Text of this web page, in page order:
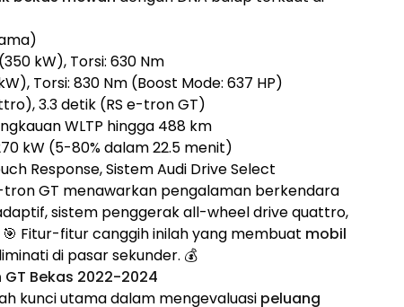
kW), Torsi: 630 Nm
Torsi: 830 Nm (Boost Mode: 637 HP)
3.3 detik (RS e-tron GT)
WLTP hingga 488 km
kW (5-80% dalam 22.5 menit)
Response, Sistem Audi Drive Select
tron GT menawarkan pengalaman berkendara
sistem penggerak all-wheel drive quattro,
Fitur-fitur canggih inilah yang membuat mobil
di pasar sekunder. 💰
Bekas 2022-2024
kunci utama dalam mengevaluasi peluang